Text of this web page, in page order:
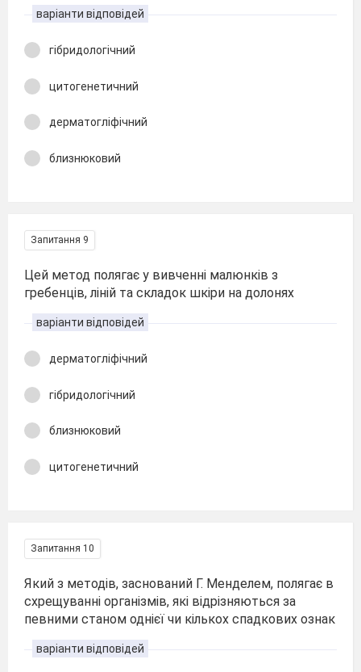
варіанти відповідей
гібридологічний
цитогенетичний
дерматогліфічний
близнюковий
Запитання 9
Цей метод полягає у вивченні малюнків з
гребенців, ліній та складок шкіри на долонях
варіанти відповідей
дерматогліфічний
гібридологічний
близнюковий
цитогенетичний
Запитання 10
Який з методів, заснований Г. Менделем, полягає в
схрещуванні організмів, які відрізняються за
певними станом однієї чи кількох спадкових ознак
варіанти відповідей